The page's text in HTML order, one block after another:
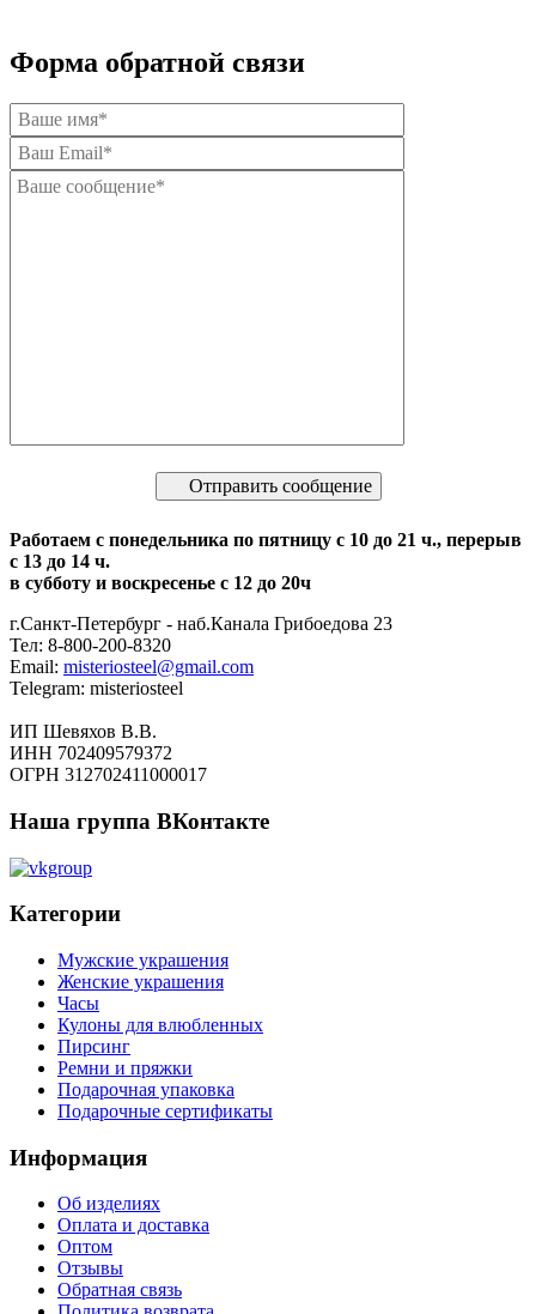
Форма обратной связи
Отправить сообщение
Работаем с понедельника по пятницу с 10 до 21 ч., перерыв
с 13 до 14 ч.
в субботу и воскресенье с 12 до 20ч
г.Санкт-Петербург - наб.Канала Грибоедова 23
Тел: 8-800-200-8320
Email: misteriosteel@gmail.com
Telegram: misteriosteel
ИП Шевяхов В.В.
ИНН 702409579372
ОГРН 312702411000017
Наша группа ВКонтакте
Категории
Мужские украшения
Женские украшения
Часы
Кулоны для влюбленных
Пирсинг
Ремни и пряжки
Подарочная упаковка
Подарочные сертификаты
Информация
Об изделиях
Оплата и доставка
Оптом
Отзывы
Обратная связь